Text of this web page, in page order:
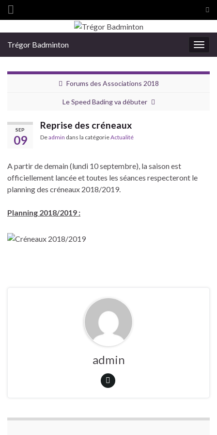
Search for:
Trégor Badminton
Forums des Associations 2018
Le Speed Bading va débuter
SEP
09
Reprise des créneaux
Deadmin dans la catégorieActualité
A partir de demain (lundi 10 septembre), la saison est
officiellement lancée et toutes les séances respecteront le
planning des créneaux 2018/2019.
Planning 2018/2019 :
admin